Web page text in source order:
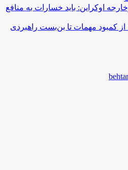
اوکراین: باید خسارات به منافع
از کمبود مهمات تا بن‌بست راهبردی